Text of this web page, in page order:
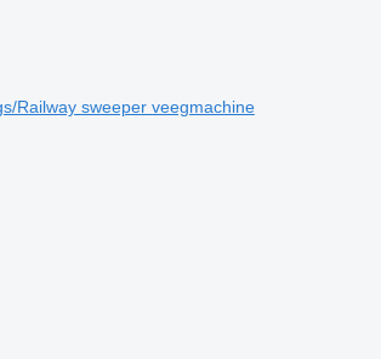
Railway sweeper veegmachine